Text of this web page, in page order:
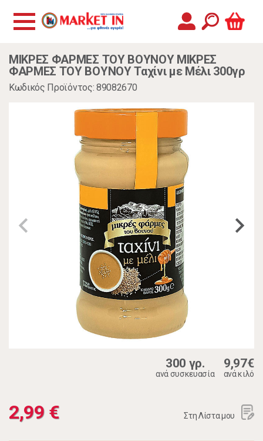
ΜΙΚΡΕΣ ΦΑΡΜΕΣ ΤΟΥ ΒΟΥΝΟΥ ΜΙΚΡΕΣ
ΦΑΡΜΕΣ ΤΟΥ ΒΟΥΝΟΥ Ταχίνι με Μέλι 300γρ
Κωδικός Προϊόντος: 89082670
300 γρ.
ανά συσκευασία
9,97€
ανά κιλό
2,99 € Στη Λίστα μου